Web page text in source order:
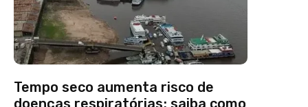
Tempo seco aumenta risco de
doenças respiratórias; saiba como